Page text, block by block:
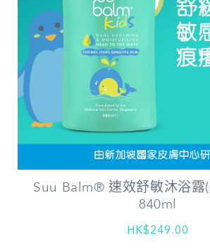
Suu Balm® 速效舒敏沐浴露
840ml
HK$249.00